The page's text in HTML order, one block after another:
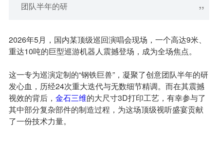
团队半年的研
”
2026年5月，国内某顶级巡回演唱会现场，一个高达9米、
重达10吨的巨型巡游机器人震撼登场，成为全场焦点。
这一专为巡演定制的“钢铁巨兽”，凝聚了创意团队半年的研
发心血，历经24次重大迭代与无数细节精调。而在其震撼
视效的背后， 金石三维的大尺寸3D打印工艺，有幸参与了
其中部分复杂部件的制造过程，为这场顶级视听盛宴贡献
了一份技术力量。